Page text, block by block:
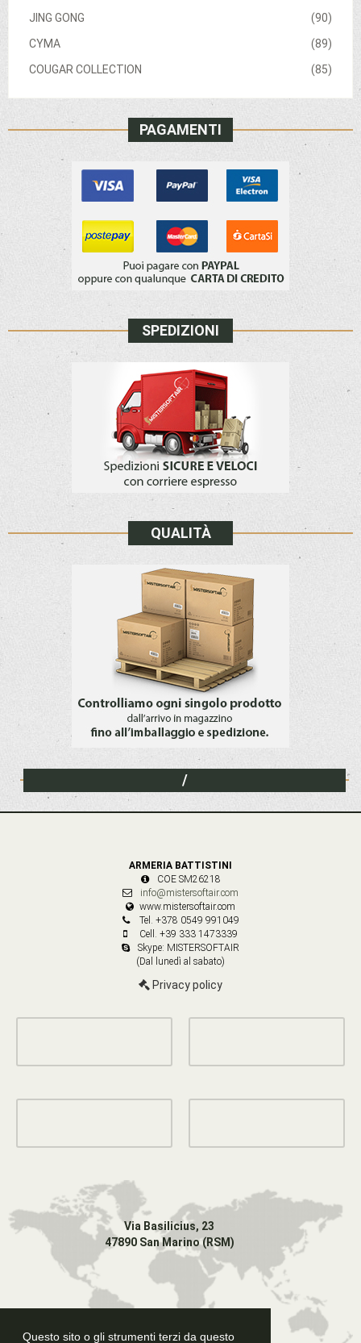
Questo sito o gli strumenti terzi da questo
(90)
JING GONG
(89)
CYMA
(85)
COUGAR COLLECTION
PAGAMENTI
SPEDIZIONI
QUALITÀ
/
ARMERIA BATTISTINI
COE SM26218
info@mistersoftair.com
www.mistersoftair.com
Tel. +378 0549 991049
Cell. +39 333 1473339
Skype: MISTERSOFTAIR
(Dal lunedì al sabato)
Privacy policy
Via Basilicius, 23
47890 San Marino (RSM)